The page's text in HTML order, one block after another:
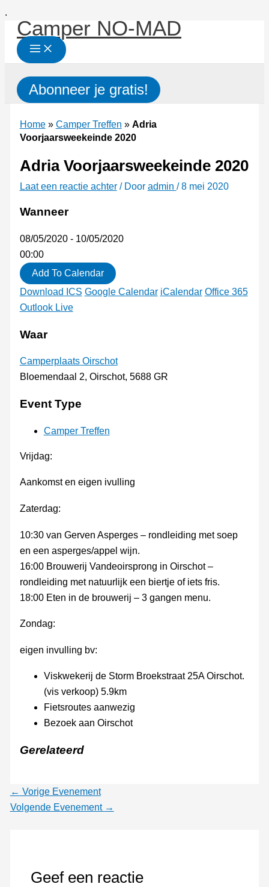
.
naar
inhoud
Camper NO-MAD
Abonneer je gratis!
Home» Camper Treffen » Adria
Voorjaarsweekeinde 2020
Adria Voorjaarsweekeinde 2020
Laat een reactie achter / Door admin /8 mei 2020
Wanneer
08/05/2020 - 10/05/2020
00:00
Add To Calendar
Download ICS Google Calendar iCalendar Office 365
Outlook Live
Waar
Camperplaats Oirschot
Bloemendaal 2, Oirschot, 5688 GR
Event Type
Camper Treffen
Vrijdag:
Aankomst en eigen ivulling
Zaterdag:
10:30 van Gerven Asperges – rondleiding met soep
en een asperges/appel wijn.
16:00 Brouwerij Vandeoirsprong in Oirschot –
rondleiding met natuurlijk een biertje of iets fris.
18:00 Eten in de brouwerij – 3 gangen menu.
Zondag:
eigen invulling bv:
Viskwekerij de Storm Broekstraat 25A Oirschot.
(vis verkoop) 5.9km
Fietsroutes aanwezig
Bezoek aan Oirschot
Gerelateerd
← Vorige Evenement
Volgende Evenement →
Geef een reactie